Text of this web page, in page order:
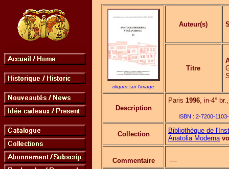
cliquer sur l'image
Auteur(s)
Titre
Description
Paris 1996, in-4°
ISBN : 2-7200-
Collection
Bibliothèque de
Anatolia Moderna
Commentaire —